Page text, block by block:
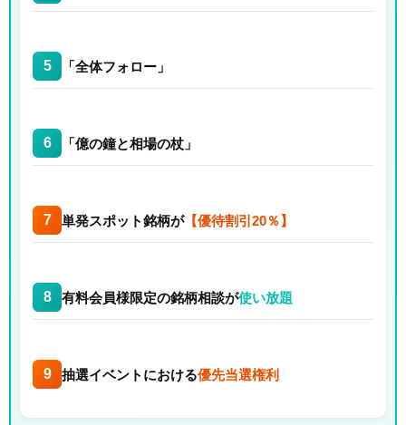
5 「全体フォロー」
6 「億の鐘と相場の杖」
7 単発スポット銘柄が【優待割引20％】
8 有料会員様限定の銘柄相談が使い放題
9 抽選イベントにおける優先当選権利